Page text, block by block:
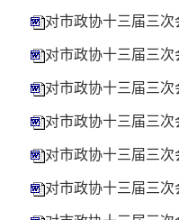
对市政协十三届三
对市政协十三届三
对市政协十三届三
对市政协十三届三
对市政协十三届三
对市政协十三届三